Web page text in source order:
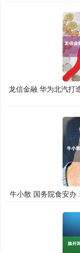
龙信金融 华为北汽打
牛小散 国务院食安办